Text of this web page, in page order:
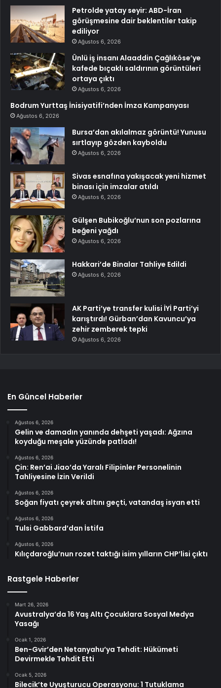
Petrolde yatay seyir: ABD-İran
görüşmesine dair beklentiler takip
ediliyor
Ağustos 6, 2026
Ünlü iş insanı Alaaddin Çağlıköse’ye
kafede bıçaklı saldırının görüntüleri
ortaya çıktı
Ağustos 6, 2026
Bodrum Yurttaş İnisiyatifi’nden İmza Kampanyası
Ağustos 6, 2026
Bursa’dan akılalmaz görüntü! Yunusu
sırtlayıp gözden kayboldu
Ağustos 6, 2026
Sivas esnafına yakışacak yeni hizmet
binası için imzalar atıldı
Ağustos 6, 2026
Gülşen Bubikoğlu’nun son pozlarına
beğeni yağdı
Ağustos 6, 2026
Hakkari’de Binalar Tahliye Edildi
Ağustos 6, 2026
AK Parti’ye transfer kulisi İYİ Parti’yi
karıştırdı! Gürban’dan Kavuncu’ya
zehir zemberek tepki
Ağustos 6, 2026
En Güncel Haberler
Ağustos 6, 2026
Gelin ve damadın yanında dehşeti yaşadı: Ağzına
koyduğu meşale yüzünde patladı!
Ağustos 6, 2026
Çin: Ren’ai Jiao’da Yaralı Filipinler Personelinin
Tahliyesine İzin Verildi
Ağustos 6, 2026
Soğan fiyatı çeyrek altını geçti, vatandaş isyan etti
Ağustos 6, 2026
Tulsi Gabbard’dan İstifa
Ağustos 6, 2026
Kılıçdaroğlu’nun rozet taktığı isim yılların CHP’lisi çıktı
Rastgele Haberler
Mart 26, 2026
Avustralya’da 16 Yaş Altı Çocuklara Sosyal Medya
Yasağı
Ocak 1, 2026
Ben-Gvir’den Netanyahu’ya Tehdit: Hükümeti
Devirmekle Tehdit Etti
Ocak 5, 2026
Bilecik’te Uyuşturucu Operasyonu: 1 Tutuklama